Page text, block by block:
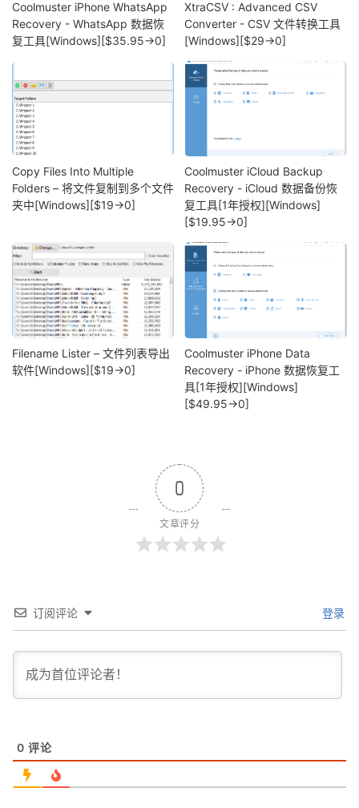
Coolmuster iPhone WhatsApp
Recovery - WhatsApp 数据恢
复工具[Windows][$35.95→0]
XtraCSV : Advanced CSV
Converter - CSV 文件转换工具
[Windows][$29→0]
Copy Files Into Multiple
Folders – 将文件复制到多个文件
夹中[Windows][$19→0]
Coolmuster iCloud Backup
Recovery - iCloud 数据备份恢
复工具[1年授权][Windows]
[$19.95→0]
Filename Lister – 文件列表导出
软件[Windows][$19→0]
Coolmuster iPhone Data
Recovery - iPhone 数据恢复工
具[1年授权][Windows]
[$49.95→0]
0
文章评分
订阅评论 登录
0 评论